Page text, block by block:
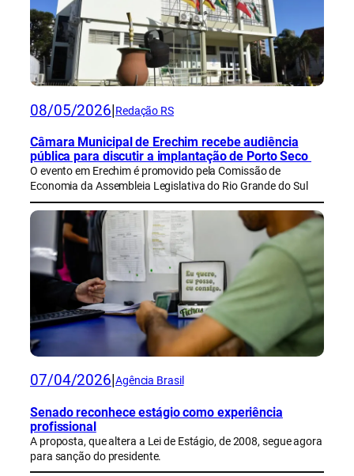
08/05/2026 Redação RS
Câmara Municipal de Erechim recebe audiência
pública para discutir a implantação de Porto Seco
O evento em Erechim é promovido pela Comissão de
Economia da Assembleia Legislativa do Rio Grande do Sul
07/04/2026 Agência Brasil
Senado reconhece estágio como experiência
profissional
A proposta, que altera a Lei de Estágio, de 2008, segue agora
para sanção do presidente.